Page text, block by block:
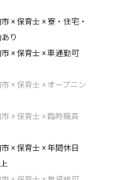
× 保育士 × 寮・住宅・
り
× 保育士 × 車通勤可
× 保育士 × オープニン
× 保育士 × 臨時職員
× 保育士 × 年間休日